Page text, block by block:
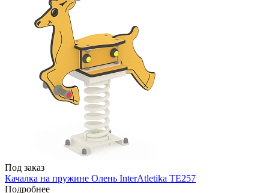
Под заказ
Качалка на пружине Олень InterAtletika TE257
Подробнее